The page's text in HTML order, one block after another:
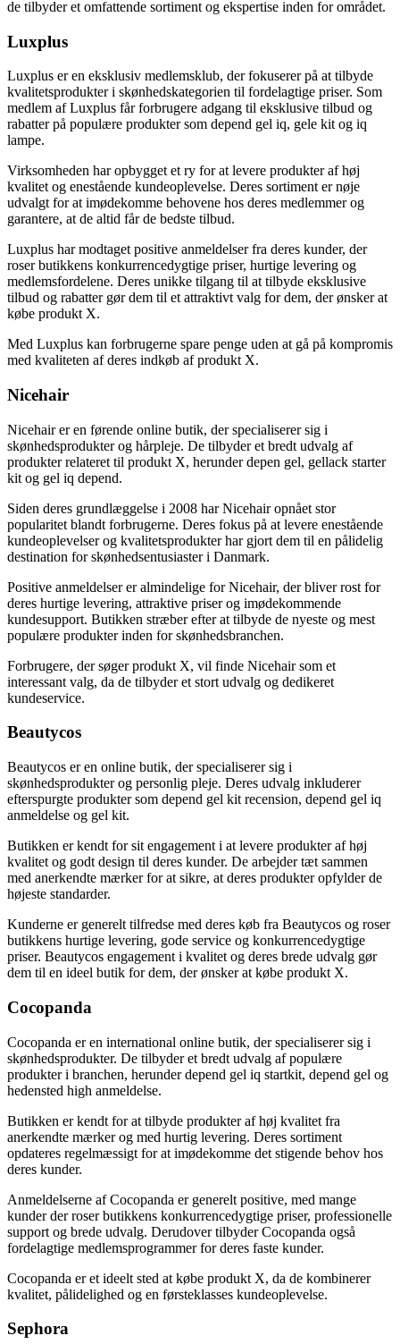
de tilbyder et omfattende sortiment og ekspertise inden for området.
Luxplus
Luxplus er en eksklusiv medlemsklub, der fokuserer på at tilbyde
kvalitetsprodukter i skønhedskategorien til fordelagtige priser. Som
medlem af Luxplus får forbrugere adgang til eksklusive tilbud og
rabatter på populære produkter som depend gel iq, gele kit og iq
lampe.
Virksomheden har opbygget et ry for at levere produkter af høj
kvalitet og enestående kundeoplevelse. Deres sortiment er nøje
udvalgt for at imødekomme behovene hos deres medlemmer og
garantere, at de altid får de bedste tilbud.
Luxplus har modtaget positive anmeldelser fra deres kunder, der
roser butikkens konkurrencedygtige priser, hurtige levering og
medlemsfordelene. Deres unikke tilgang til at tilbyde eksklusive
tilbud og rabatter gør dem til et attraktivt valg for dem, der ønsker at
købe produkt X.
Med Luxplus kan forbrugerne spare penge uden at gå på kompromis
med kvaliteten af deres indkøb af produkt X.
Nicehair
Nicehair er en førende online butik, der specialiserer sig i
skønhedsprodukter og hårpleje. De tilbyder et bredt udvalg af
produkter relateret til produkt X, herunder depen gel, gellack starter
kit og gel iq depend.
Siden deres grundlæggelse i 2008 har Nicehair opnået stor
popularitet blandt forbrugerne. Deres fokus på at levere enestående
kundeoplevelser og kvalitetsprodukter har gjort dem til en pålidelig
destination for skønhedsentusiaster i Danmark.
Positive anmeldelser er almindelige for Nicehair, der bliver rost for
deres hurtige levering, attraktive priser og imødekommende
kundesupport. Butikken stræber efter at tilbyde de nyeste og mest
populære produkter inden for skønhedsbranchen.
Forbrugere, der søger produkt X, vil finde Nicehair som et
interessant valg, da de tilbyder et stort udvalg og dedikeret
kundeservice.
Beautycos
Beautycos er en online butik, der specialiserer sig i
skønhedsprodukter og personlig pleje. Deres udvalg inkluderer
efterspurgte produkter som depend gel kit recension, depend gel iq
anmeldelse og gel kit.
Butikken er kendt for sit engagement i at levere produkter af høj
kvalitet og godt design til deres kunder. De arbejder tæt sammen
med anerkendte mærker for at sikre, at deres produkter opfylder de
højeste standarder.
Kunderne er generelt tilfredse med deres køb fra Beautycos og roser
butikkens hurtige levering, gode service og konkurrencedygtige
priser. Beautycos engagement i kvalitet og deres brede udvalg gør
dem til en ideel butik for dem, der ønsker at købe produkt X.
Cocopanda
Cocopanda er en international online butik, der specialiserer sig i
skønhedsprodukter. De tilbyder et bredt udvalg af populære
produkter i branchen, herunder depend gel iq startkit, depend gel og
hedensted high anmeldelse.
Butikken er kendt for at tilbyde produkter af høj kvalitet fra
anerkendte mærker og med hurtig levering. Deres sortiment
opdateres regelmæssigt for at imødekomme det stigende behov hos
deres kunder.
Anmeldelserne af Cocopanda er generelt positive, med mange
kunder der roser butikkens konkurrencedygtige priser, professionelle
support og brede udvalg. Derudover tilbyder Cocopanda også
fordelagtige medlemsprogrammer for deres faste kunder.
Cocopanda er et ideelt sted at købe produkt X, da de kombinerer
kvalitet, pålidelighed og en førsteklasses kundeoplevelse.
Sephora